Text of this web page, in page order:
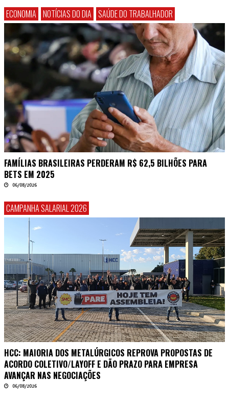
ECONOMIA NOTÍCIAS DO DIA SAÚDE DO TRABALHADOR
FAMÍLIAS BRASILEIRAS PERDERAM R$ 62,5 BILHÕES PARA
BETS EM 2025
06/08/2026
CAMPANHA SALARIAL 2026
HCC: MAIORIA DOS METALÚRGICOS REPROVA PROPOSTAS DE
ACORDO COLETIVO/LAYOFF E DÃO PRAZO PARA EMPRESA
AVANÇAR NAS NEGOCIAÇÕES
06/08/2026